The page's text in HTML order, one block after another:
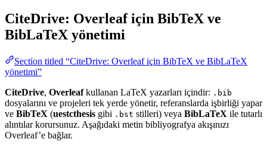
CiteDrive: Overleaf için BibTeX ve
BibLaTeX yönetimi
Section titled “CiteDrive: Overleaf için BibTeX ve BibLaTeX
yönetimi”
CiteDrive, Overleafkullanan LaTeX yazarları içindir: .bib
dosyalarını ve projeleri tek yerde yönetir, referanslarda işbirliği yapar
ve BibTeX (uestcthesis gibi .bst stilleri) veya BibLaTeX ile tutarlı
alıntılar korursunuz. Aşağıdaki metin bibliyografya akışınızı
Overleaf’e bağlar.